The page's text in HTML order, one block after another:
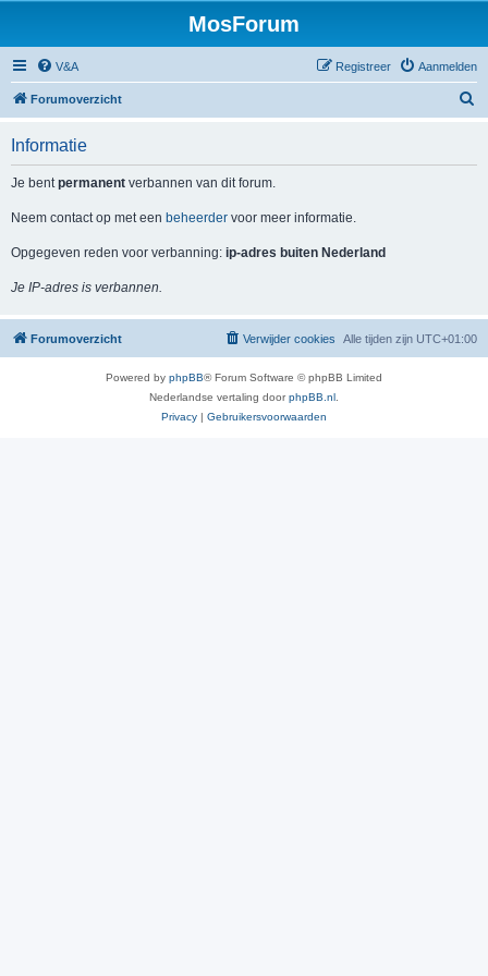
MosForum
V&A Aanmelden
Registreer
Forumoverzicht
Informatie
Je bentpermanent verbannen van dit forum.
Neem contact op met een beheerder voor meer informatie.
Opgegeven reden voor verbanning: ip-adres buiten Nederland
Je IP-adres is verbannen.
Forumoverzicht Alle tijden zijn UTC+01:00
Verwijder cookies
Powered by phpBB® Forum Software © phpBB Limited
Nederlandse vertaling doorphpBB.nl
Privacy | Gebruikersvoorwaarden